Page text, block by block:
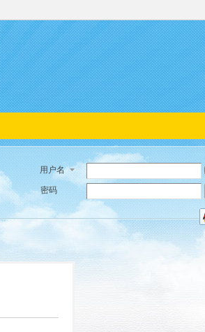
用户名
密码